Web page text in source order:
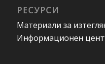
РЕСУРСИ
Материали за
Информационен